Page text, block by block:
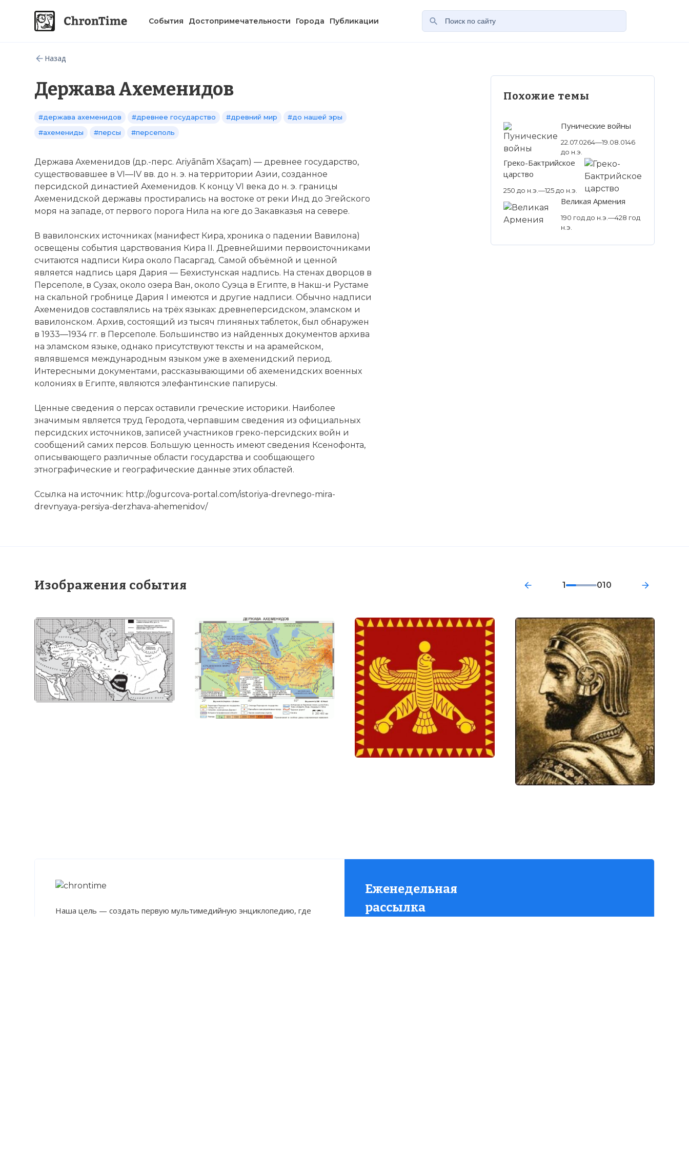
События Достопримечательности Города Публикации
Назад
Держава Ахеменидов
#держава ахеменидов #древнее государство #древний мир
#до нашей эры
#ахемениды
#персы #персеполь
Держава Ахеменидов (др.-перс. Ariyānām Xšaçam) — древнее государство,
существовавшее в VI—IV вв. до н. э. на территории Азии, созданное
персидской династией Ахеменидов. К концу VI века до н. э. границы
Ахеменидской державы простирались на востоке от реки Инд до Эгейского
моря на западе, от первого порога Нила на юге до Закавказья на севере.
В вавилонских источниках (манифест Кира, хроника о падении Вавилона)
освещены события царствования Кира II. Древнейшими первоисточниками
считаются надписи Кира около Пасаргад. Самой объёмной и ценной
является надпись царя Дария — Бехистунская надпись. На стенах дворцов в
Персеполе, в Сузах, около озера Ван, около Суэца в Египте, в Накш-и Рустаме
на скальной гробнице Дария I имеются и другие надписи. Обычно надписи
Ахеменидов составлялись на трёх языках: древнеперсидском, эламском и
вавилонском. Архив, состоящий из тысяч глиняных таблеток, был обнаружен
в 1933—1934 гг. в Персеполе. Большинство из найденных документов архива
на эламском языке, однако присутствуют тексты и на арамейском,
являвшемся международным языком уже в ахеменидский период.
Интересными документами, рассказывающими об ахеменидских военных
колониях в Египте, являются элефантинские папирусы.
Ценные сведения о персах оставили греческие историки. Наиболее
значимым является труд Геродота, черпавшим сведения из официальных
персидских источников, записей участников греко-персидских войн и
сообщений самих персов. Большую ценность имеют сведения Ксенофонта,
описывающего различные области государства и сообщающего
этнографические и географические данные этих областей.
Ссылка на источник: http://ogurcova-portal.com/istoriya-drevnego-mira-
drevnyaya-persiya-derzhava-ahemenidov/
Похожие темы
Пунические войны
22.07.0264—19.08.0146
до н.э.
Греко-Бактрийское
царство
250 до н.э.—125 до н.э.
Великая Армения
190 год до н.э.—428 год
н.э.
Изображения события 1 010
Персидская держава Царя Царей. Всеобщая история .5 класс
Имя:
Наша цель — создать первую мультимедийную энциклопедию, где
Еженедельная
рассылка